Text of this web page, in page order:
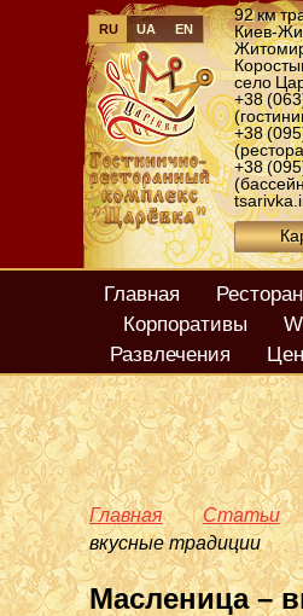
92 км
Киев-
село
+38
+38
+38
RU UA EN
Главная Ресторан
Корпоративы
Развлечения
Главная Статьи
вкусные традиции
Масленица –